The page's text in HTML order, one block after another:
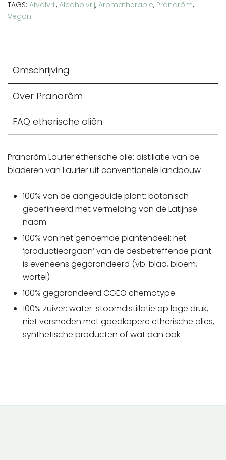
TAGS: Afvalvrij, Alcoholvrij, Aromatherapie, Pranarôm,
Vegan
Omschrijving
Over Pranarôm
FAQ etherische oliën
Pranarôm Laurier etherische olie: distillatie van de
bladeren van Laurier uit conventionele landbouw
100% van de aangeduide plant: botanisch
gedefinieerd met vermelding van de Latijnse
naam
100% van het genoemde plantendeel: het
‘productieorgaan’ van de desbetreffende plant
is eveneens gegarandeerd (vb. blad, bloem,
wortel)
100% gegarandeerd CGEO chemotype
100% zuiver: water-stoomdistillatie op lage druk,
niet versneden met goedkopere etherische olies,
synthetische producten of wat dan ook